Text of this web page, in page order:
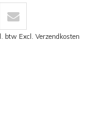
btw Excl. Verzendkosten